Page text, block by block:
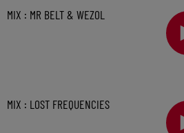
MIX : MR BELT & WEZOL
MIX : LOST FREQUENCIES